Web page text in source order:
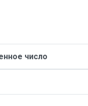
число